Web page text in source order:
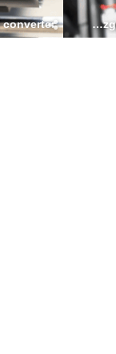
FIZLOCKADJUSTMENT ezgif.com video to gif converter